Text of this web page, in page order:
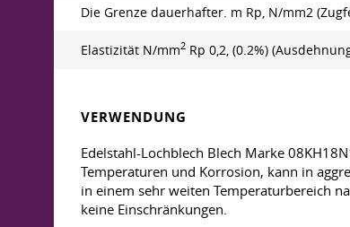
Die Grenze dauerhafter. m Rp, N/mm2
Elastizität N/mm2 Rp 0,2, (0.2%)
VERWENDUNG
Edelstahl-Lochblech Blech Marke
Temperaturen und Korrosion, kann in
in einem sehr weiten Temperaturbereich
keine Einschränkungen.